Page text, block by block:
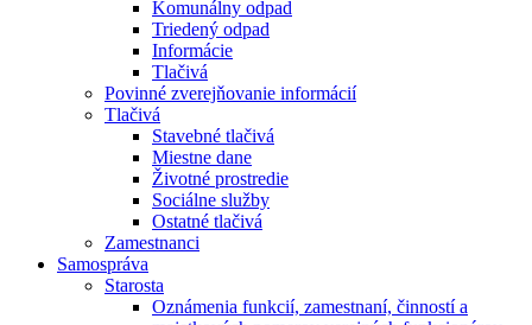
Komunálny odpad
Triedený odpad
Informácie
Tlačivá
Povinné zverejňovanie informácií
Tlačivá
Stavebné tlačivá
Miestne dane
Životné prostredie
Sociálne služby
Ostatné tlačivá
Zamestnanci
Samospráva
Starosta
Oznámenia funkcií, zamestnaní, činností a